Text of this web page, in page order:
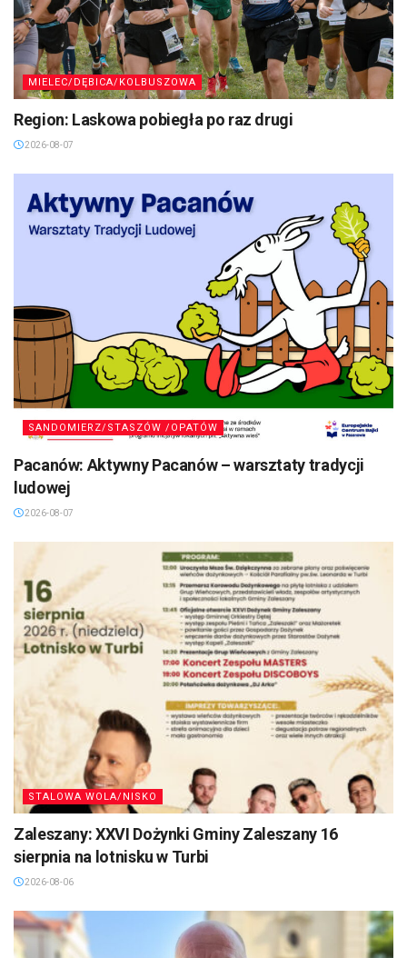
MIELEC/DĘBICA/KOLBUSZOWA
Region: Laskowa pobiegła po raz drugi
2026-08-07
SANDOMIERZ/STASZÓW /OPATÓW
Pacanów: Aktywny Pacanów – warsztaty tradycji
ludowej
2026-08-07
STALOWA WOLA/NISKO
Zaleszany: XXVI Dożynki Gminy Zaleszany 16
sierpnia na lotnisku w Turbi
2026-08-06